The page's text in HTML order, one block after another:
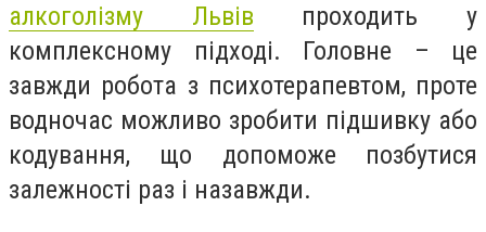
алкоголізму Львів проходить у
комплексному підході. Головне – це
завжди робота з психотерапевтом, проте
водночас можливо зробити підшивку або
кодування, що допоможе позбутися
залежності раз і назавжди.